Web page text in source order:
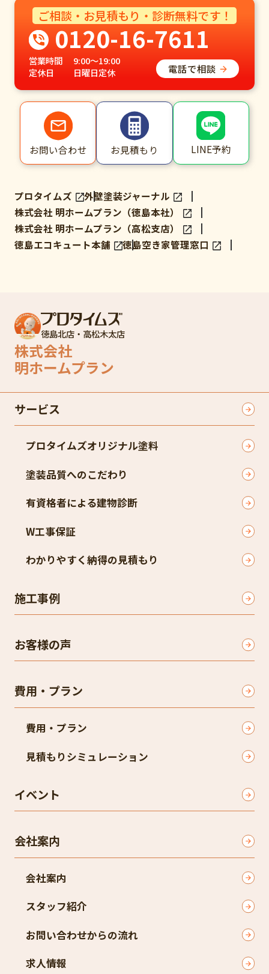
ご相談・お見積もり・診断無料です！
0120-16-7611
営業時間
9:00～19:00
定休日
日曜日定休 電話で相談
お問い合わせ お見積もり LINE予約
プロタイムズ
外壁塗装ジャーナル
株式会社 明ホームプラン（徳島本社）
株式会社 明ホームプラン（高松支店）
徳島エコキュート本舗
徳島空き家管理窓口
徳島北店・高松木太店
株式会社
明ホームプラン
サービス
プロタイムズオリジナル塗料
塗装品質へのこだわり
有資格者による建物診断
W工事保証
わかりやすく納得の見積もり
施工事例
お客様の声
費用・プラン
費用・プラン
見積もりシミュレーション
イベント
会社案内
会社案内
スタッフ紹介
お問い合わせからの流れ
求人情報